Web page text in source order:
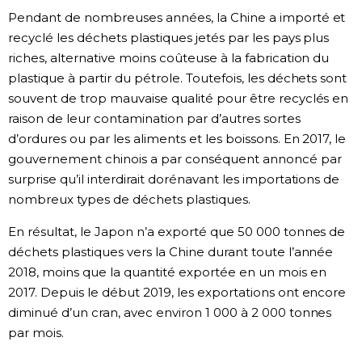
Pendant de nombreuses années, la Chine a importé et
recyclé les déchets plastiques jetés par les pays plus
riches, alternative moins coûteuse à la fabrication du
plastique à partir du pétrole. Toutefois, les déchets sont
souvent de trop mauvaise qualité pour être recyclés en
raison de leur contamination par d’autres sortes
d’ordures ou par les aliments et les boissons. En 2017, le
gouvernement chinois a par conséquent annoncé par
surprise qu’il interdirait dorénavant les importations de
nombreux types de déchets plastiques.
En résultat, le Japon n’a exporté que 50 000 tonnes de
déchets plastiques vers la Chine durant toute l’année
2018, moins que la quantité exportée en un mois en
2017. Depuis le début 2019, les exportations ont encore
diminué d’un cran, avec environ 1 000 à 2 000 tonnes
par mois.